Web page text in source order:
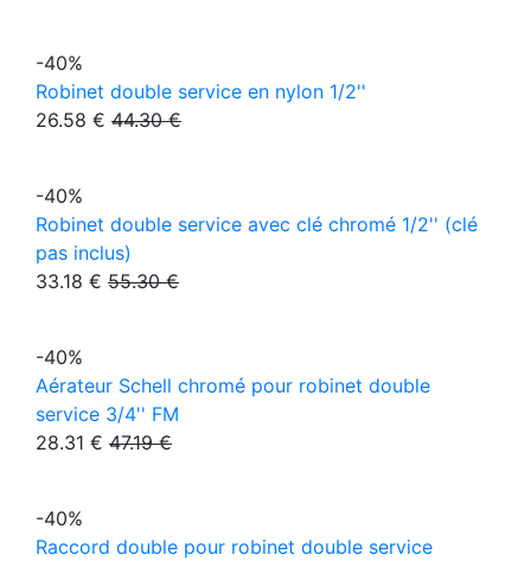
-40%
Robinet double service en nylon 1/2''
26.58 € 44.30 €
-40%
Robinet double service avec clé chromé 1/2'' (clé
pas inclus)
33.18 € 55.30 €
-40%
Aérateur Schell chromé pour robinet double
service 3/4'' FM
28.31 € 47.19 €
-40%
Raccord double pour robinet double service